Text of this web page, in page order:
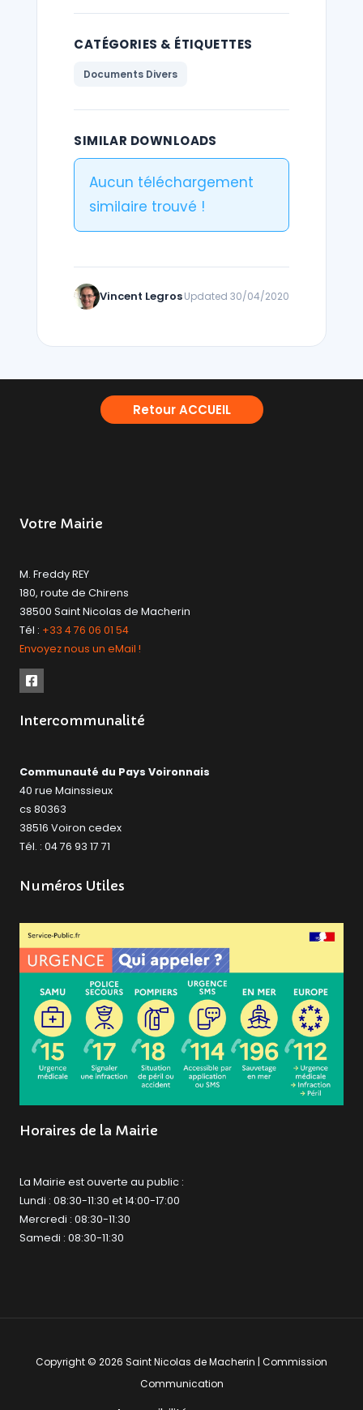
CATÉGORIES & ÉTIQUETTES
Documents Divers
SIMILAR DOWNLOADS
Aucun téléchargement
similaire trouvé !
Vincent LegrosUpdated 30/04/2020
Retour ACCUEIL
Votre Mairie
M. Freddy REY
180, route de Chirens
38500 Saint Nicolas de Macherin
Tél : +33 4 76 06 01 54
Envoyez nous un eMail !
Intercommunalité
Communauté du Pays Voironnais
40 rue Mainssieux
cs 80363
38516 Voiron cedex
Tél. : 04 76 93 17 71
Numéros Utiles
Horaires de la Mairie
La Mairie est ouverte au public :
Lundi : 08:30-11:30 et 14:00-17:00
Mercredi : 08:30-11:30
Samedi : 08:30-11:30
Copyright © 2026 Saint Nicolas de Macherin | Commission
Communication